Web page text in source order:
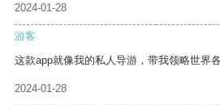
2024-01-28
游客
这款app就像我的私人导游，带我领略世界各
2024-01-28